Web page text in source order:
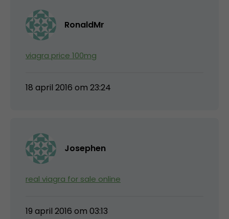
RonaldMr
viagra price 100mg
18 april 2016 om 23:24
Josephen
real viagra for sale online
19 april 2016 om 03:13